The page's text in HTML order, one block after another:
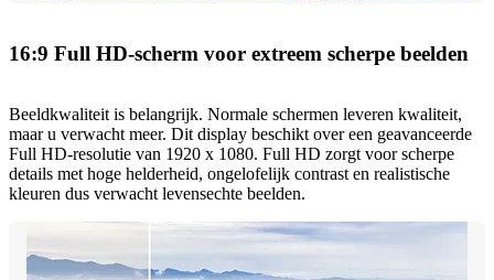
16:9 Full HD-scherm voor extreem scherpe beelden
Beeldkwaliteit is belangrijk. Normale schermen leveren kwaliteit,
maar u verwacht meer. Dit display beschikt over een geavanceerde
Full HD-resolutie van 1920 x 1080. Full HD zorgt voor scherpe
details met hoge helderheid, ongelofelijk contrast en realistische
kleuren dus verwacht levensechte beelden.